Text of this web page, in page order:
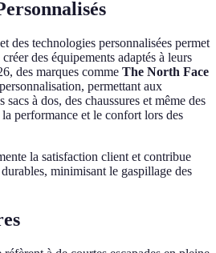
des technologies personnalisées permet
des équipements adaptés à leurs
des marques comme The North Face
permettant aux
à dos, des chaussures et même des
performance et le confort lors des
la satisfaction client et contribue
minimisant le gaspillage des